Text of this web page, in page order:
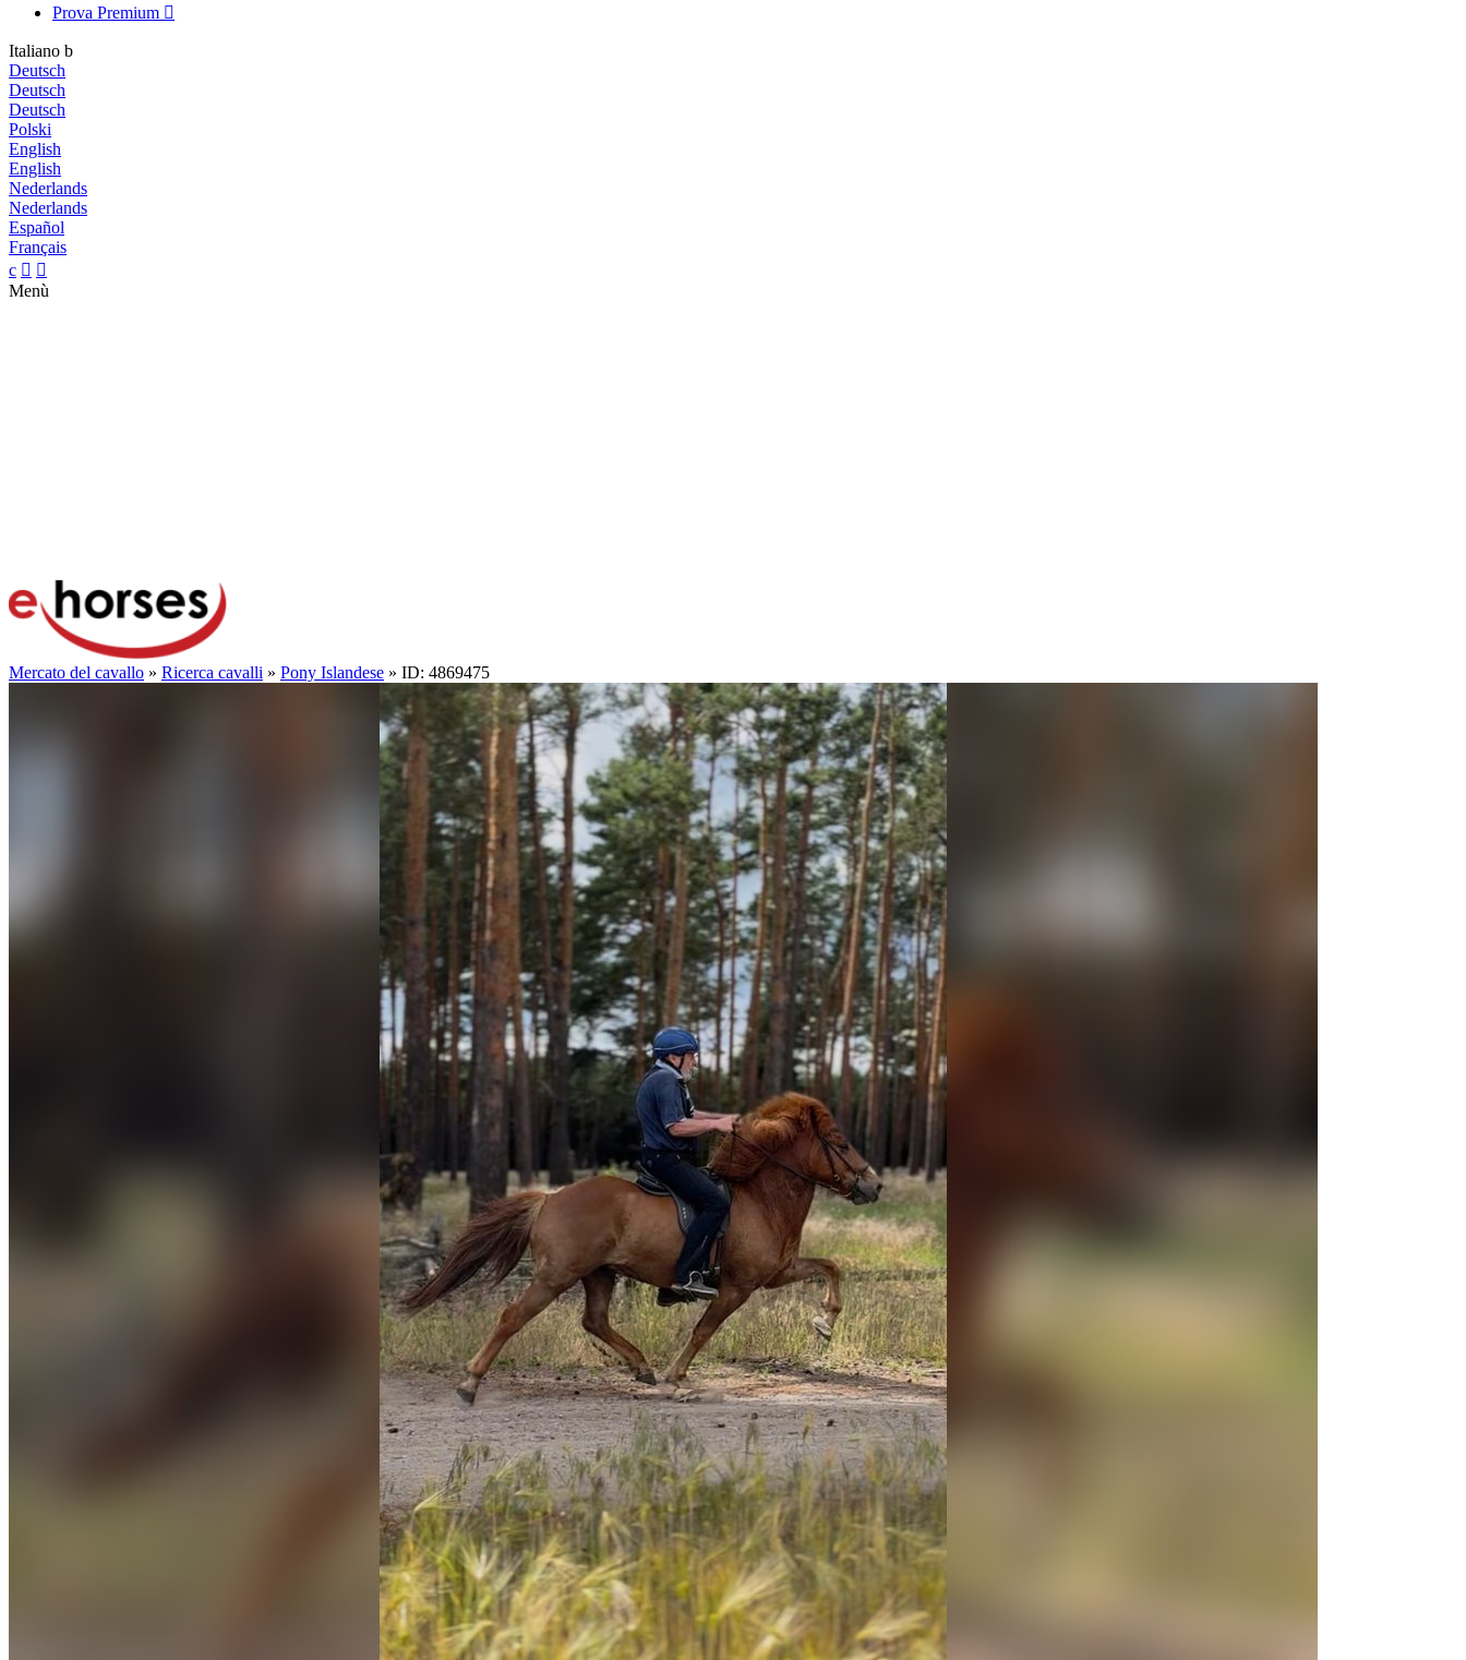
Prova Premium 
Italiano b
Deutsch
Deutsch
Deutsch
Polski
English
English
Nederlands
Nederlands
Español
Français
c  
Menù
Mercato del cavallo » Ricerca cavalli » Pony Islandese » ID: 4869475